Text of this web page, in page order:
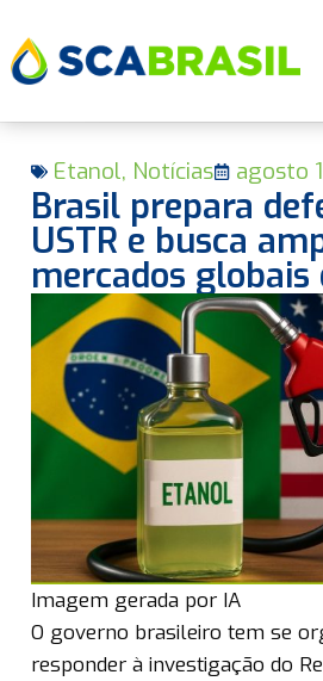
Etanol, Notícias agosto
Brasil prepara
USTR e busca
mercados
Imagem gerada por IA
O governo brasileiro tem se
responder à investigação do